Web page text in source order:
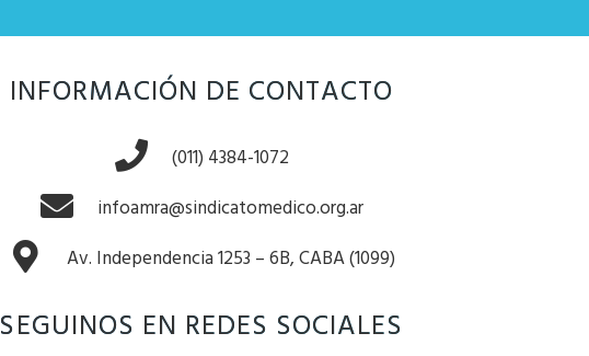
INFORMACIÓN DE CONTACTO
(011) 4384-1072
infoamra@sindicatomedico.org.ar
Av. Independencia 1253 – 6B, CABA (1099)
SEGUINOS EN REDES SOCIALES